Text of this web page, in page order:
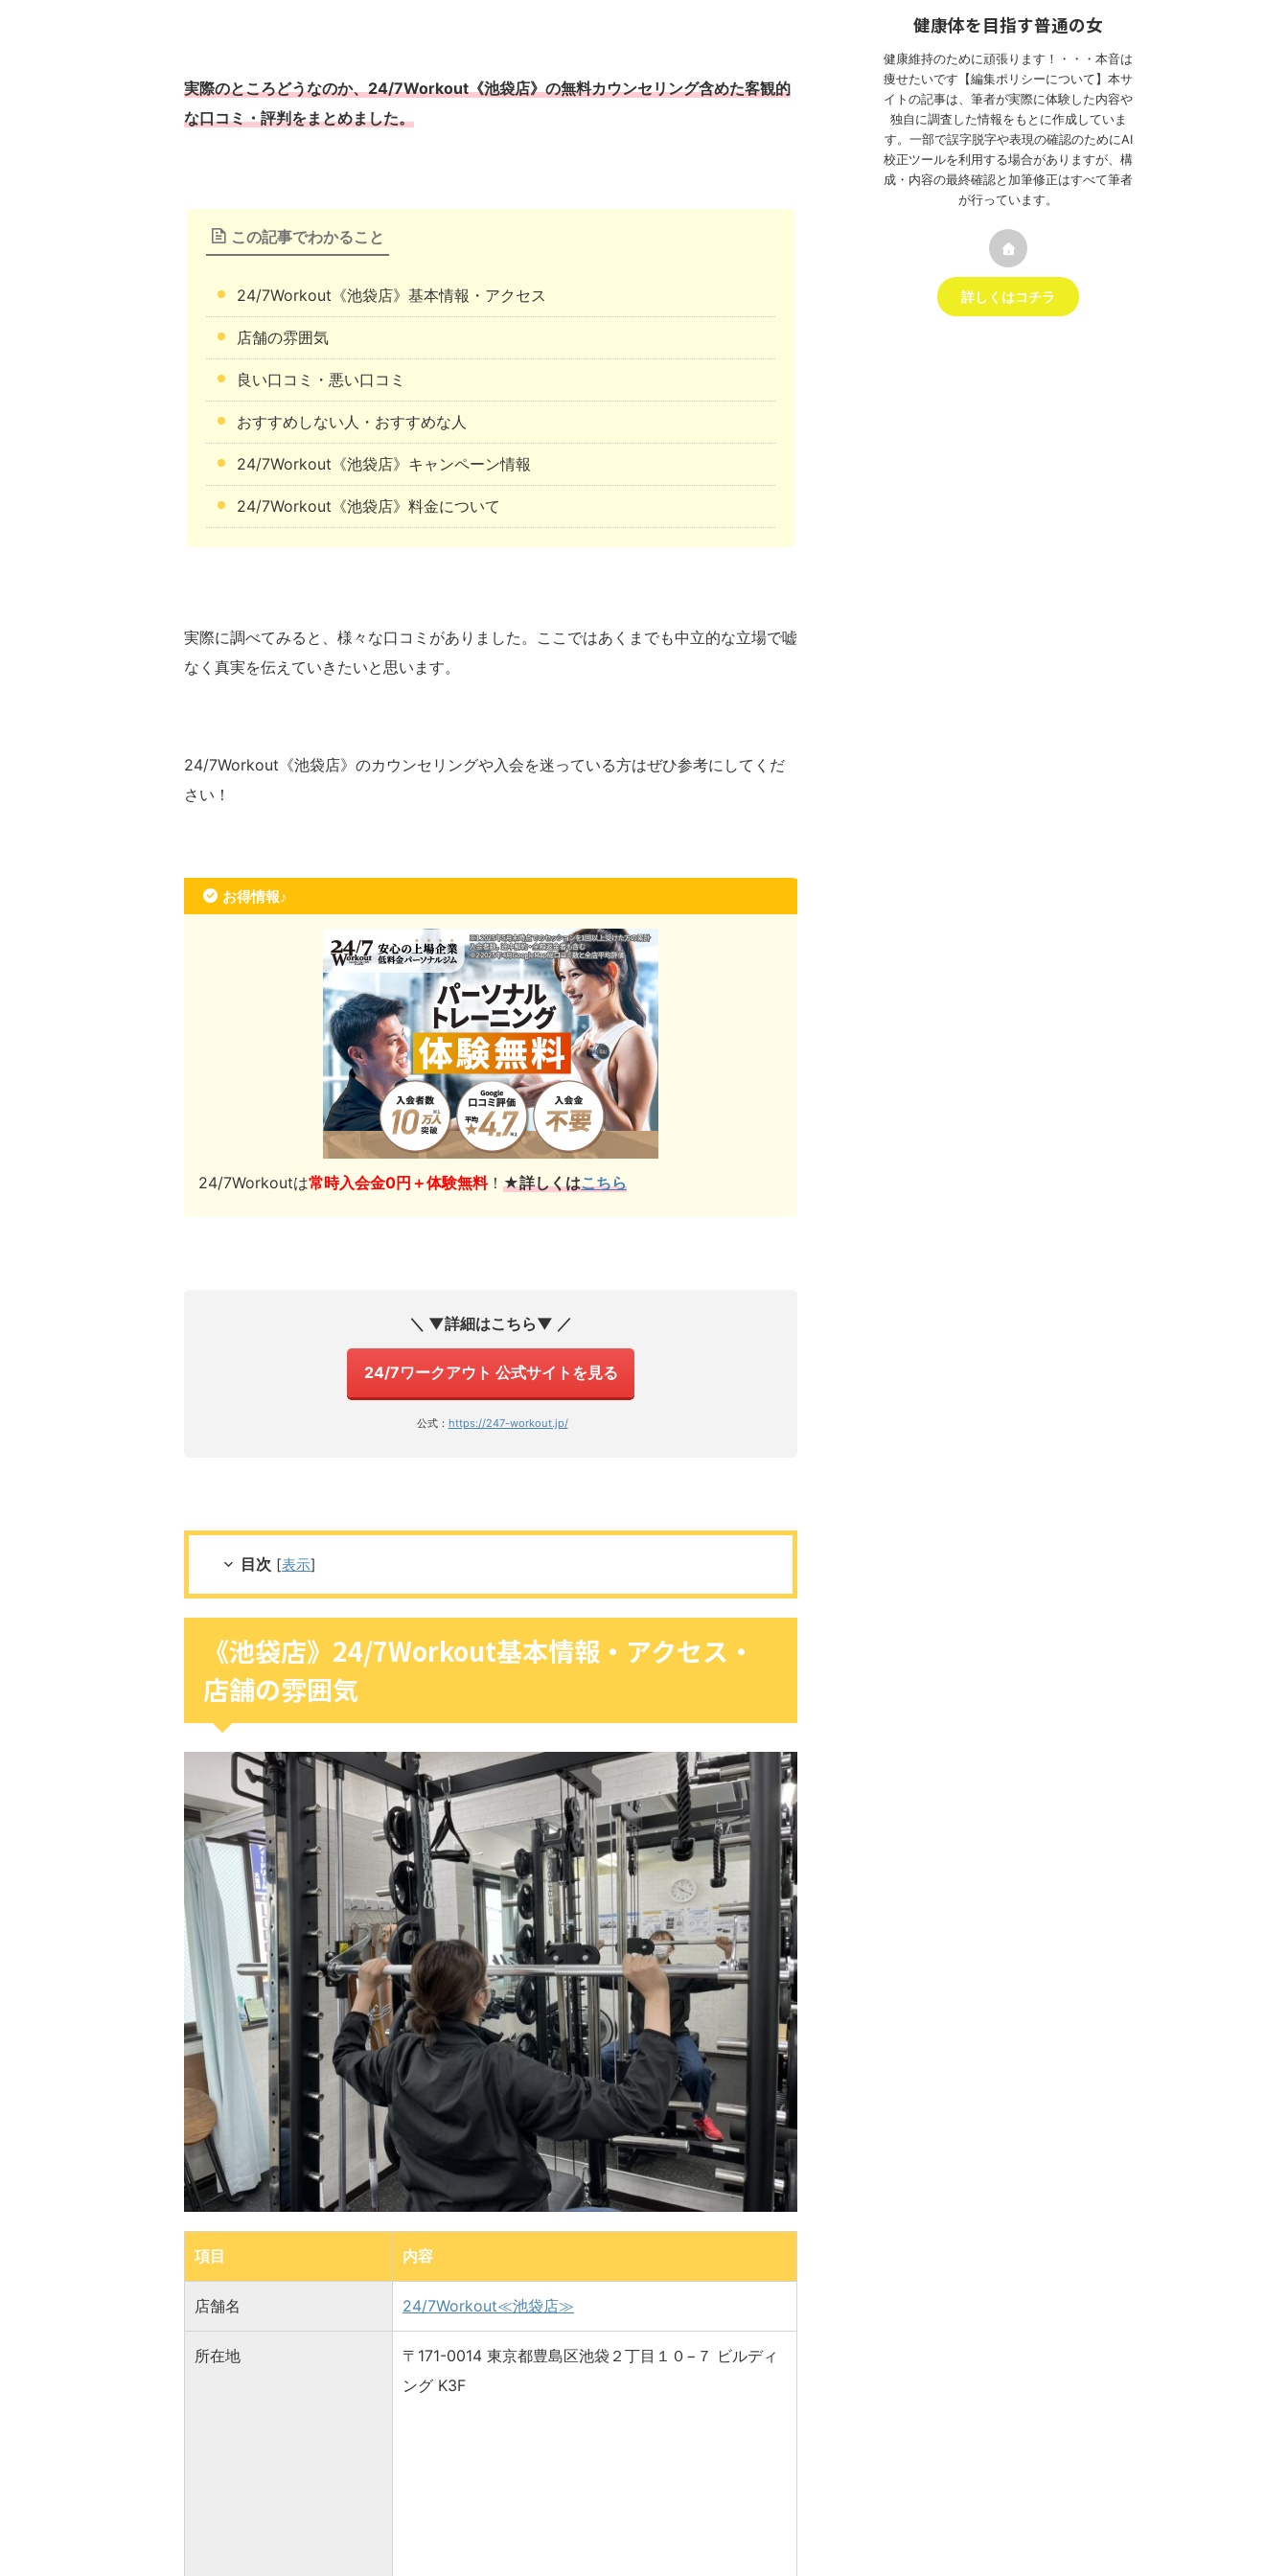
実際のところどうなのか、24/7Workout《池袋店》の無料カウンセリング含めた客観的
な口コミ・評判をまとめました。
この記事でわかること
24/7Workout《池袋店》基本情報・アクセス
店舗の雰囲気
良い口コミ・悪い口コミ
おすすめしない人・おすすめな人
24/7Workout《池袋店》キャンペーン情報
24/7Workout《池袋店》料金について
実際に調べてみると、様々な口コミがありました。ここではあくまでも中立的な立場で嘘
なく真実を伝えていきたいと思います。
24/7Workout《池袋店》のカウンセリングや入会を迷っている方はぜひ参考にしてくだ
さい！
お得情報♪
24/7Workoutは常時入会金0円＋体験無料！ ★詳しくはこちら
＼ ▼詳細はこちら▼ ／
24/7ワークアウト 公式サイトを見る
公式： https://247-workout.jp/
目次 [表示]
《池袋店》24/7Workout基本情報・アクセス・
店舗の雰囲気
項目 内容
店舗名 24/7Workout≪池袋店≫
所在地
〒171-0014 東京都豊島区池袋２丁目１０−７ ビルディ
ング K3F
健康体を目指す普通の女
健康維持のために頑張ります！・・・本音は
痩せたいです【編集ポリシーについて】本サ
イトの記事は、筆者が実際に体験した内容や
独自に調査した情報をもとに作成していま
す。一部で誤字脱字や表現の確認のためにAI
校正ツールを利用する場合がありますが、構
成・内容の最終確認と加筆修正はすべて筆者
が行っています。
詳しくはコチラ